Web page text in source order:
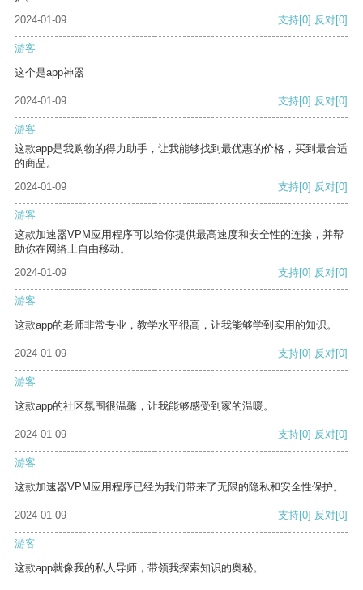
2024-01-09
支持[0] 反对[0]
游客
这个是app神器
2024-01-09 支持[0] 反对[0]
游客
这款app是我购物的得力助手，让我能够找到最优惠的价格，买到最合适
的商品。
2024-01-09
支持[0] 反对[0]
游客
这款加速器VPM应用程序可以给你提供最高速度和安全性的连接，并帮
助你在网络上自由移动。
2024-01-09
支持[0] 反对[0]
游客
这款app的老师非常专业，教学水平很高，让我能够学到实用的知识。
2024-01-09 支持[0] 反对[0]
游客
这款app的社区氛围很温馨，让我能够感受到家的温暖。
2024-01-09 支持[0] 反对[0]
游客
这款加速器VPM应用程序已经为我们带来了无限的隐私和安全性保护。
2024-01-09 支持[0] 反对[0]
游客
这款app就像我的私人导师，带领我探索知识的奥秘。